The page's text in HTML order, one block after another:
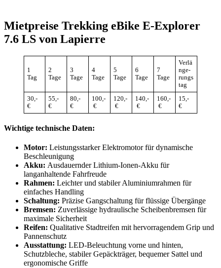
Mietpreise Trekking eBike E-Explorer
7.6 LS von Lapierre
1
Tag
2
Tage
3
Tage
4
Tage
5
Tage
6
Tage
7
Tage
Verlä
nge-
rungs
tag
30,-
€
55,-
€
80,-
€
100,-
€
120,-
€
140,-
€
160,-
€
15,-
€
Wichtige technische Daten:
Motor: Leistungsstarker Elektromotor für dynamische
Beschleunigung
Akku: Ausdauernder Lithium-Ionen-Akku für
langanhaltende Fahrfreude
Rahmen: Leichter und stabiler Aluminiumrahmen für
einfaches Handling
Schaltung: Präzise Gangschaltung für flüssige Übergänge
Bremsen: Zuverlässige hydraulische Scheibenbremsen für
maximale Sicherheit
Reifen: Qualitative Stadtreifen mit hervorragendem Grip und
Pannenschutz
Ausstattung: LED-Beleuchtung vorne und hinten,
Schutzbleche, stabiler Gepäckträger, bequemer Sattel und
ergonomische Griffe